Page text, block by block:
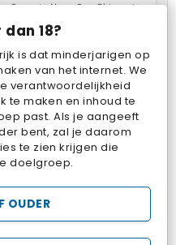
18?
is dat minderjarigen op
van het internet. We
verantwoordelijkheid
te maken en inhoud te
past. Als je aangeeft
bent, zal je daarom
te zien krijgen die
doelgroep.
OUDER
Operate Now: Oor Chirurgie
Woolloop! Color Puzzle